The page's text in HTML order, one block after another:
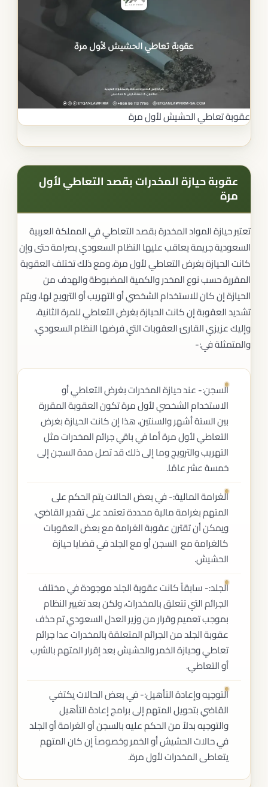
عقوبة تعاطي الحشيش لأول مرة
عقوبة حيازة المخدرات بقصد التعاطي لأول
مرة
تعتبر حيازة المواد المخدرة بقصد التعاطي في المملكة العربية
السعودية جريمة يعاقب عليها النظام السعودي بصرامة حتى وإن
كانت الحيازة بغرض التعاطي لأول مرة، ومع ذلك تختلف العقوبة
المقررة حسب نوع المخدر والكمية المضبوطة والهدف من
الحيازة إن كان للاستخدام الشخصي أو التهريب أو الترويج لها، ويتم
تشديد العقوبة إن كانت الحيازة بغرض التعاطي للمرة الثانية،
وإليك عزيزي القارئ العقوبات التي فرضها النظام السعودي،
والمتمثلة في:-
السجن:- عند حيازة المخدرات بغرض التعاطي أو
الاستخدام الشخصي لأول مرة تكون العقوبة المقررة
بين الستة أشهر والسنتين، هذا إن كانت الحيازة بغرض
التعاطي لأول مرة أما في باقي جرائم المخدرات مثل
التهريب والترويج وما إلى ذلك قد تصل مدة السجن إلى
خمسة عشر عامًا.
الغرامة المالية:- في بعض الحالات يتم الحكم على
المتهم بغرامة مالية محددة تعتمد على تقدير القاضي،
ويمكن أن تقترن عقوبة الغرامة مع بعض العقوبات
كالغرامة مع السجن أو مع الجلد في قضايا حيازة
الحشيش.
الجلد:- سابقاً كانت عقوبة الجلد موجودة في مختلف
الجرائم التي تتعلق بالمخدرات، ولكن بعد تغيير النظام
بموجب تعميم وقرار من وزير العدل السعودي تم حذف
عقوبة الجلد من الجرائم المتعلقة بالمخدرات عدا جرائم
تعاطي وحيازة الخمر والحشيش بعد إقرار المتهم بالشرب
أو التعاطي.
التوجيه وإعادة التأهيل:- في بعض الحالات يكتفي
القاضي بتحويل المتهم إلى برامج إعادة التأهيل
والتوجيه بدلاً من الحكم عليه بالسجن أو الغرامة أو الجلد
في حالات الحشيش أو الخمر وخصوصاً إن كان المتهم
يتعاطى المخدرات لأول مرة.